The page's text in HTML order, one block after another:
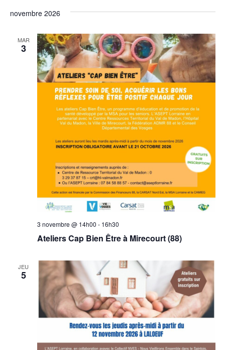
novembre 2026
MAR
3
Ateliers Cap Bien Être à Mirecourt (88)
3 novembre @ 14h00 - 16h30
JEU
5